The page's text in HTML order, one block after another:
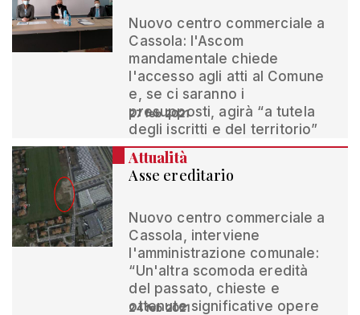
Nuovo centro commerciale a
Cassola: l'Ascom
mandamentale chiede
l'accesso agli atti al Comune
e, se ci saranno i
presupposti, agirà “a tutela
degli iscritti e del territorio”
27 feb 2021
Attualità
Asse ereditario
Nuovo centro commerciale a
Cassola, interviene
l'amministrazione comunale:
“Un'altra scomoda eredità
del passato, chieste e
ottenute significative opere
24 feb 2021